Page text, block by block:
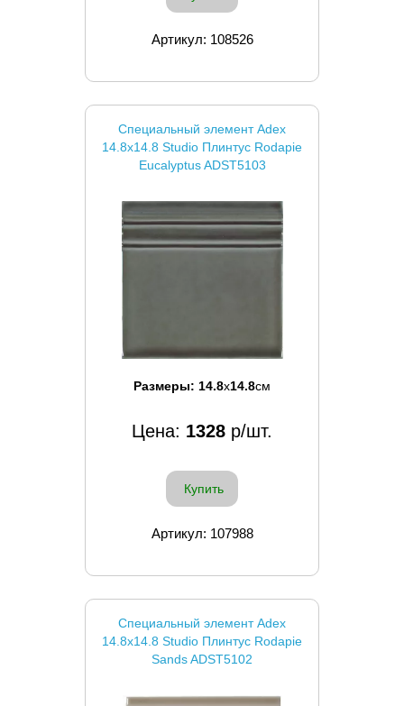
Артикул: 108526
Специальный элемент Adex
14.8x14.8 Studio Плинтус Rodapie
Eucalyptus ADST5103
Размеры: 14.8x14.8см
Цена: 1328 р/шт.
Купить
Артикул: 107988
Специальный элемент Adex
14.8x14.8 Studio Плинтус Rodapie
Sands ADST5102